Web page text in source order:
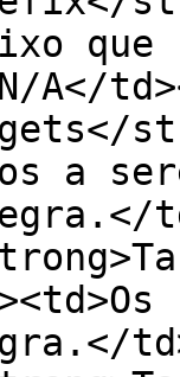
que
A</
a